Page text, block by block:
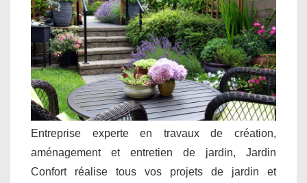
Entreprise experte en travaux de création,
aménagement et entretien de jardin, Jardin
Confort réalise tous vos projets de jardin et